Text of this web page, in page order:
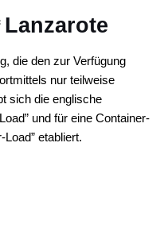
Lanzarote
die den zur Verfügung
nur teilweise
sich die englische
und für eine Container-
Load” etabliert.